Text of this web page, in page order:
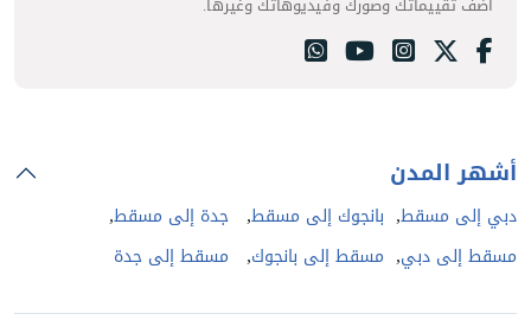
أشهر المدن
دبي إلى مسقط, بانجوك إلى مسقط, جدة إلى مسقط,
مسقط إلى دبي, مسقط إلى بانجوك, مسقط إلى جدة